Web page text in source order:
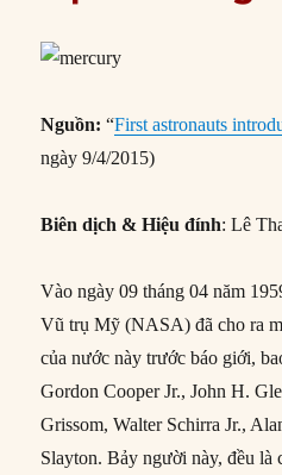
Nguồn: “First astronauts
ngày 9/4/2015)
Biên dịch & Hiệu đính: Lê
Vào ngày 09 tháng 04 năm
Vũ trụ Mỹ (NASA) đã cho ra
của nước này trước báo giới,
Gordon Cooper Jr., John H.
Grissom, Walter Schirra Jr.,
Slayton. Bảy người này, đều là